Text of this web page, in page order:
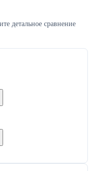
детальное сравнение